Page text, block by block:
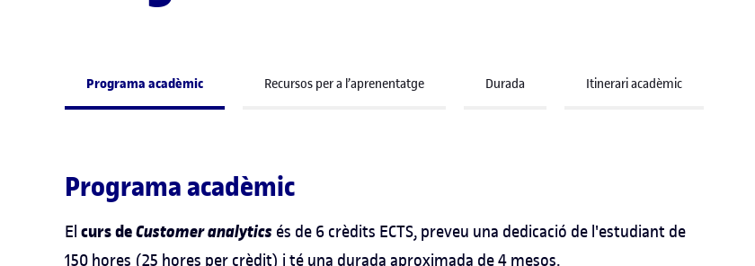
Programa acadèmic Recursos per a l’aprenentatge Durada Itinerari acadèmic
Programa acadèmic
El curs deCustomer analytics és de 6 crèdits ECTS, preveu una dedicació de l'estudiant de
150 hores (25 hores per crèdit) i té una durada aproximada de 4 mesos.